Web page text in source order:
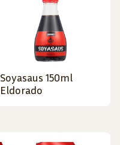
Soyasaus 150ml
Eldorado